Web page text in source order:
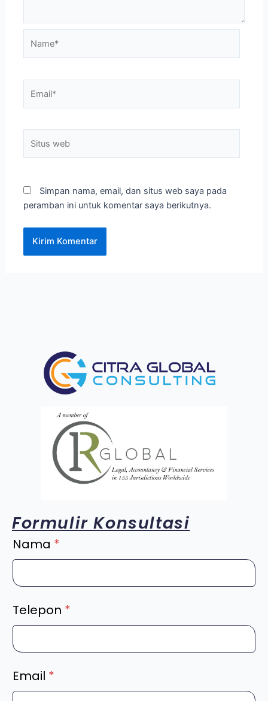
web
Simpan nama, email, dan situs web saya pada
peramban ini untuk komentar saya berikutnya.
Formulir Konsultasi
Nama *
Telepon *
Email *